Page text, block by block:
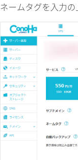
ネームタグを入力